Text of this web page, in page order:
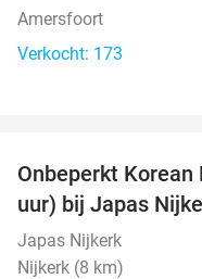
Amersfoort
Verkocht: 173
Onbeperkt
uur) bij Japas
Japas Nijkerk
Nijkerk (8 km)